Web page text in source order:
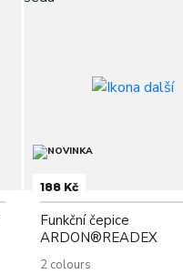
188 Kč
Funkční čepice
ARDON®READEX
2 colours